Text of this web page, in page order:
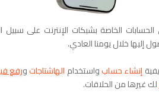
الخاصة بشبكات الإنترنت على سبيل
إليها خلال يومنا العادي.
إنشاء حسابواستخدام الهاشتاجاتورفع
لكغيرها من الحلاقات.